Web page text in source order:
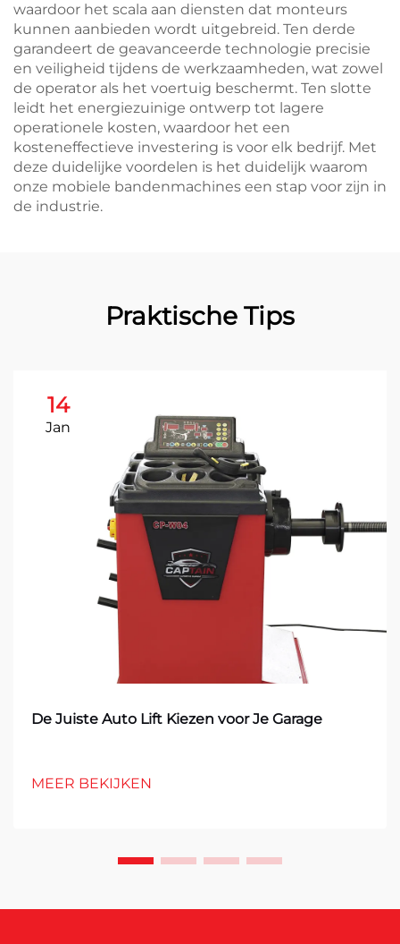
waardoor het scala aan diensten dat monteurs
kunnen aanbieden wordt uitgebreid. Ten derde
garandeert de geavanceerde technologie precisie
en veiligheid tijdens de werkzaamheden, wat zowel
de operator als het voertuig beschermt. Ten slotte
leidt het energiezuinige ontwerp tot lagere
operationele kosten, waardoor het een
kosteneffectieve investering is voor elk bedrijf. Met
deze duidelijke voordelen is het duidelijk waarom
onze mobiele bandenmachines een stap voor zijn in
de industrie.
Praktische Tips
14
Jan
De Juiste Auto Lift Kiezen voor Je Garage
MEER BEKIJKEN